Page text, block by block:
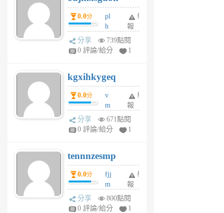
月
前
月
前
0.0分
pl
h
wi
w
6
個
月
前
舉
報
分享
739點閱
0 評論/給分
1
kgxihkygeq
0.0分
v
m
sg
sr
6
個
月
前
舉
報
分享
671點閱
0 評論/給分
1
tennnzesmp
0.0分
fjj
m
w
rs
舉
報
分享
800點閱
0 評論/給分
1